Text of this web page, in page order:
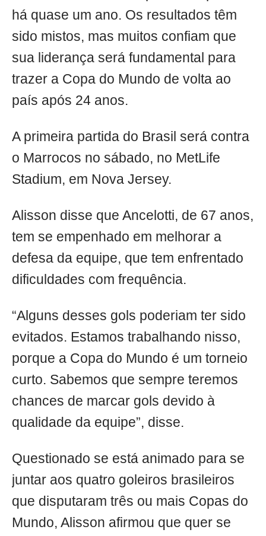
há quase um ano. Os resultados têm
sido mistos, mas muitos confiam que
sua liderança será fundamental para
trazer a Copa do Mundo de volta ao
país após 24 anos.
A primeira partida do Brasil será contra
o Marrocos no sábado, no MetLife
Stadium, em Nova Jersey.
Alisson disse que Ancelotti, de 67 anos,
tem se empenhado em melhorar a
defesa da equipe, que tem enfrentado
dificuldades com frequência.
“Alguns desses gols poderiam ter sido
evitados. Estamos trabalhando nisso,
porque a Copa do Mundo é um torneio
curto. Sabemos que sempre teremos
chances de marcar gols devido à
qualidade da equipe”, disse.
Questionado se está animado para se
juntar aos quatro goleiros brasileiros
que disputaram três ou mais Copas do
Mundo, Alisson afirmou que quer se